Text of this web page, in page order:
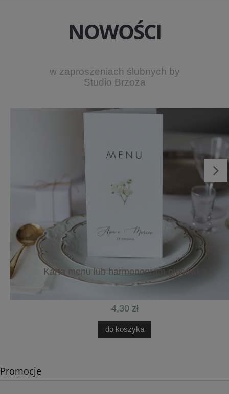
NOWOŚCI
w zaproszeniach ślubnych by
Studio Brzoza
Karta menu lub harmonogram gipsówką
4,30 zł
do koszyka
Promocje